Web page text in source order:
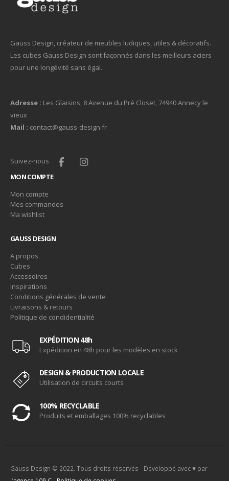
Gauss Design, créateur de meubles ludiques, utiles & décoratifs.
Les cubes Gauss Design sont façonnés dans les meilleurs aciers
pour une longévité sans égal.
Adresse : Les Glaisins, 8 Avenue du Pré Closet, 74940 Annecy le
vieux
Mail : contact@gauss-design.fr
Suivez-nous
MON COMPTE
Mon compte
Mes commandes
Ma wishlist
GAUSS DESIGN
A propos
Cubes
Accessoires
Inspirations
Conditions générales de vente
Livraisons & retours
Politique de condidentialité
EXPÉDITION 48h
Expédition en 48h pour les modèles en stock
DESIGN & PRODUCTION LOCALE
Utilisation de circuits courts
100% RECYCLABLE
Produits et emballages 100% recyclables
Gauss Design © 2022. Tous droits réservés - Développé avec ♥ par